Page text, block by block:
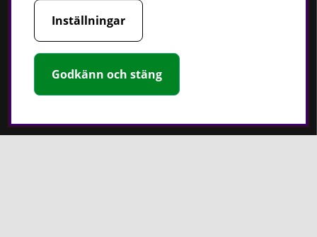
Uppvärmning
Fettsprutor
Strömförsörjning
Handskar
Rotationslasrar
Inställningar
Godkänn och stäng